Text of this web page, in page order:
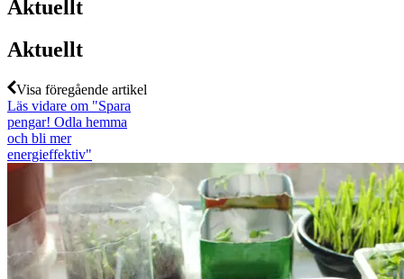
Aktuellt
Aktuellt
Visa föregående artikel
Läs vidare om "Spara
pengar! Odla hemma
och bli mer
energieffektiv"